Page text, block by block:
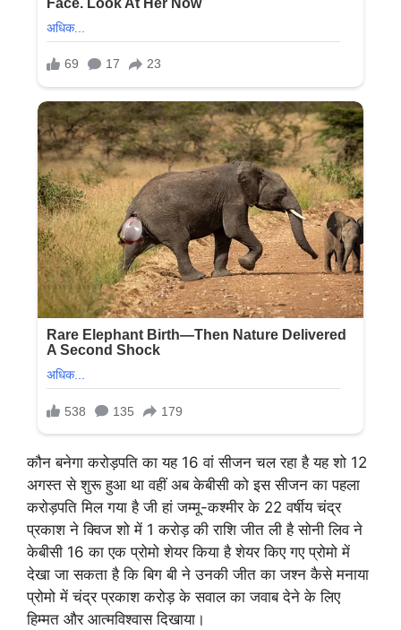
कौन बनेगा करोड़पति का यह 16 वां सीजन चल रहा है यह शो 12
अगस्त से शुरू हुआ था वहीं अब केबीसी को इस सीजन का पहला
करोड़पति मिल गया है जी हां जम्मू-कश्मीर के 22 वर्षीय चंद्र
प्रकाश ने क्विज शो में 1 करोड़ की राशि जीत ली है सोनी लिव ने
केबीसी 16 का एक प्रोमो शेयर किया है शेयर किए गए प्रोमो में
देखा जा सकता है कि बिग बी ने उनकी जीत का जश्न कैसे मनाया
प्रोमो में चंद्र प्रकाश करोड़ के सवाल का जवाब देने के लिए
हिम्मत और आत्मविश्वास दिखाया।